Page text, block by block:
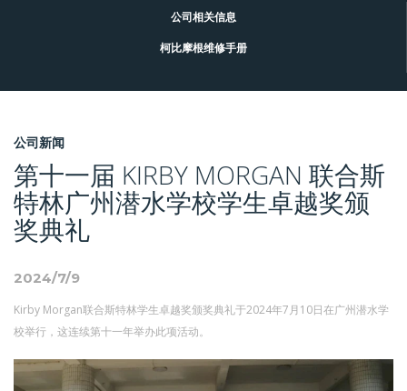
公司相关信息
柯比摩根维修手册
公司新闻
第十一届 KIRBY MORGAN 联合斯
特林广州潜水学校学生卓越奖颁
奖典礼
2024/7/9
Kirby Morgan联合斯特林学生卓越奖颁奖典礼于2024年7月10日在广州潜水学
校举行，这连续第十一年举办此项活动。